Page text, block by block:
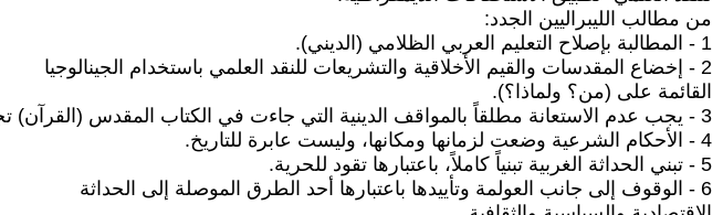
من مطالب الليبراليين الجدد:
1 - المطالبة بإصلاح التعليم العربي الظلامي (الديني).
2 - إخضاع المقدسات والقيم الأخلاقية والتشريعات للنقد العلمي باستخدام الجينالوجيا
القائمة على (من؟ ولماذا؟).
3 - يجب عدم الاستعانة مطلقاً بالمواقف الدينية التي جاءت في الكتاب المقدس (القرآن) تجاه الآخرين قبل 15 قرناً.
4 - الأحكام الشرعية وضعت لزمانها ومكانها، وليست عابرة للتاريخ.
5 - تبني الحداثة الغربية تبنياً كاملاً، باعتبارها تقود للحرية.
6 - الوقوف إلى جانب العولمة وتأييدها باعتبارها أحد الطرق الموصلة إلى الحداثة